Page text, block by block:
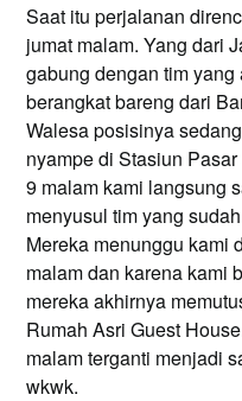
Saat itu perjalanan
jumat malam. Yang dari
gabung dengan tim
berangkat bareng dari
Walesa posisinya
nyampe di Stasiun
9 malam kami langsung
menyusul tim yang
Mereka menunggu kami
malam dan karena kami
mereka akhirnya
Rumah Asri Guest
malam terganti menjadi
wkwk.